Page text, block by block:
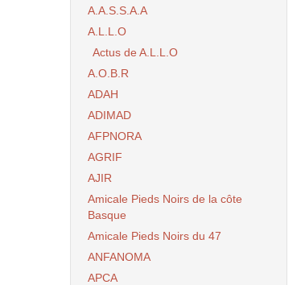
A.A.S.S.A.A
A.L.L.O
Actus de A.L.L.O
A.O.B.R
ADAH
ADIMAD
AFPNORA
AGRIF
AJIR
Amicale Pieds Noirs de la côte
Basque
Amicale Pieds Noirs du 47
ANFANOMA
APCA